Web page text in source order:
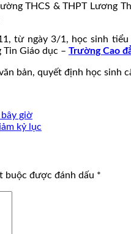
THCS & THPT Lương
từ ngày 3/1, học sinh
Giáo dục – Trường Cao
bản, quyết định học sinh
giờ
kỷ lục
buộc được đánh dấu *